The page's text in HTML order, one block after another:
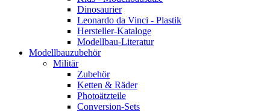
Dinosaurier
Leonardo da Vinci - Plastik
Hersteller-Kataloge
Modellbau-Literatur
Modellbauzubehör
Militär
Zubehör
Ketten & Räder
Photoätzteile
Conversion-Sets